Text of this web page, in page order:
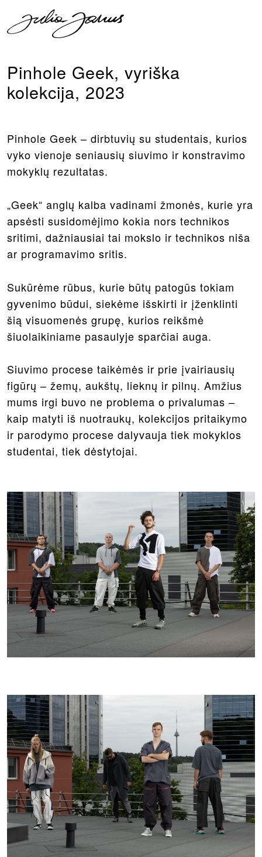
Pinhole Geek, vyriška
kolekcija, 2023
Pinhole Geek – dirbtuvių su studentais, kurios
vyko vienoje seniausių siuvimo ir konstravimo
mokyklų rezultatas.
„Geek“ anglų kalba vadinami žmonės, kurie yra
apsėsti susidomėjimo kokia nors technikos
sritimi, dažniausiai tai mokslo ir technikos niša
ar programavimo sritis.
Sukūrėme rūbus, kurie būtų patogūs tokiam
gyvenimo būdui, siekėme išskirti ir įženklinti
šią visuomenės grupę, kurios reikšmė
šiuolaikiniame pasaulyje sparčiai auga.
Siuvimo procese taikėmės ir prie įvairiausių
figūrų – žemų, aukštų, lieknų ir pilnų. Amžius
mums irgi buvo ne problema o privalumas –
kaip matyti iš nuotraukų, kolekcijos pritaikymo
ir parodymo procese dalyvauja tiek mokyklos
studentai, tiek dėstytojai.